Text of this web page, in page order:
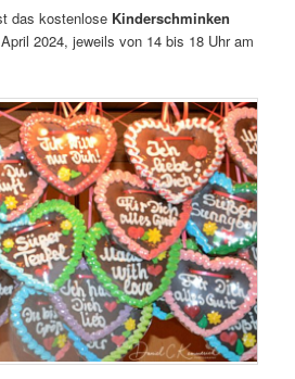
das kostenlose Kinderschminken
2024, jeweils von 14 bis 18 Uhr am